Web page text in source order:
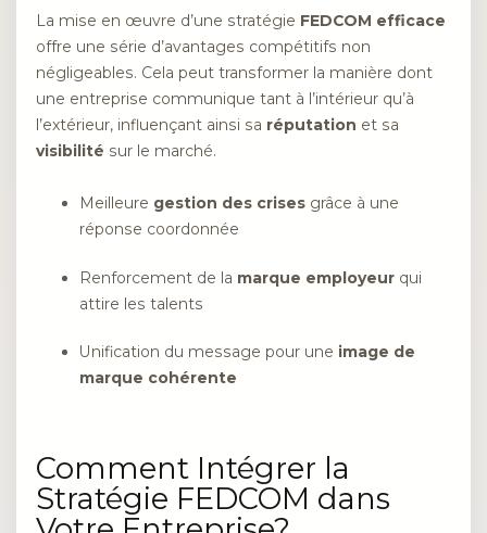
La mise en œuvre d’une stratégie FEDCOM efficace
offre une série d’avantages compétitifs non
négligeables. Cela peut transformer la manière dont
une entreprise communique tant à l’intérieur qu’à
l’extérieur, influençant ainsi sa réputation et sa
visibilité sur le marché.
Meilleure gestion des crises grâce à une
réponse coordonnée
Renforcement de la marque employeur qui
attire les talents
Unification du message pour une image de
marque cohérente
Comment Intégrer la
Stratégie FEDCOM dans